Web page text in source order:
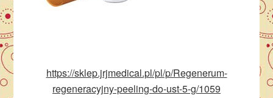
https://sklep.jrjmedical.pl/pl/p/Regenerum-
regeneracyjny-peeling-do-ust-5-g/1059